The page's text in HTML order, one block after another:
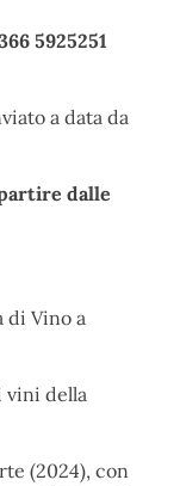
5925251
a data da
dalle
di Vino a
vini della
(2024), con